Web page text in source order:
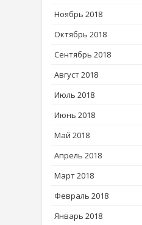
Ноябрь 2018
Октябрь 2018
Сентябрь 2018
Август 2018
Июль 2018
Июнь 2018
Май 2018
Апрель 2018
Март 2018
Февраль 2018
Январь 2018